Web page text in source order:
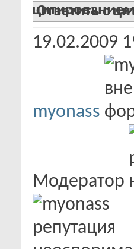
Ответить с
19.02.2009
myonass
Модератор